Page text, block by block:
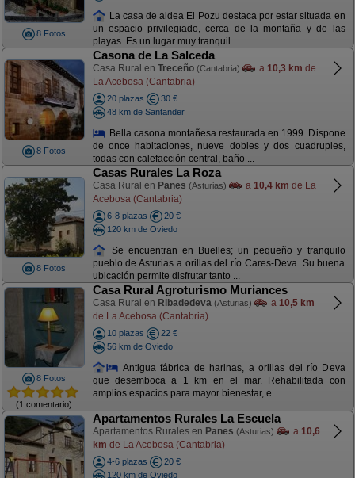
8 Fotos
La casa de aldea El Pozu destaca por estar situada en
un espacio privilegiado, cerca de la montaña y de las
playas. Es un lugar muy tranquil ...
8 Fotos
Casona de La Salceda
Casa Rural en Treceño (Cantabria) a 10,3 km de
La Acebosa (Cantabria)
20 plazas
30 €
48 km de Santander
Bella casona montañesa restaurada en 1999. Dispone
de once habitaciones, nueve dobles y dos cuadruples,
todas con calefacción central, baño ...
8 Fotos
Casas Rurales La Roza
Casa Rural en Panes (Asturias) a 10,4 km de La
Acebosa (Cantabria)
6-8 plazas
20 €
120 km de Oviedo
Se encuentran en Buelles; un pequeño y tranquilo
pueblo de Asturias a orillas del río Cares-Deva. Su buena
ubicación permite disfrutar tanto ...
8 Fotos
(1 comentario)
Casa Rural Agroturismo Muriances
Casa Rural en Ribadedeva (Asturias) a 10,5 km
de La Acebosa (Cantabria)
10 plazas
22 €
56 km de Oviedo
Antigua fábrica de harinas, a orillas del río Deva
que desemboca a 1 km en el mar. Rehabilitada con
amplios espacios para mayor bienestar, e ...
Apartamentos Rurales La Escuela
Apartamentos Rurales en Panes (Asturias) a 10,6
km de La Acebosa (Cantabria)
4-6 plazas
20 €
120 km de Oviedo